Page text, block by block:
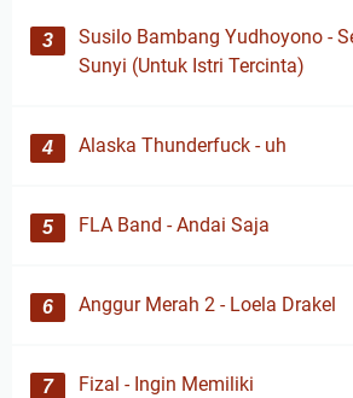
Susilo Bambang Yudhoyono -
Sunyi (Untuk Istri Tercinta)
Alaska Thunderfuck - uh
FLA Band - Andai Saja
Anggur Merah 2 - Loela Drakel
Fizal - Ingin Memiliki